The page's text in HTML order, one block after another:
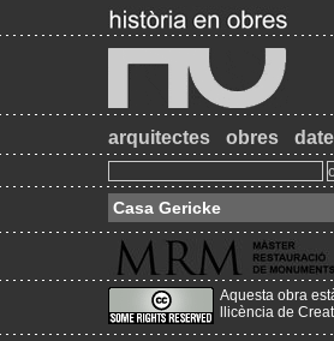
arquitectes obres
Casa Gericke
Aquesta obra
llicència de